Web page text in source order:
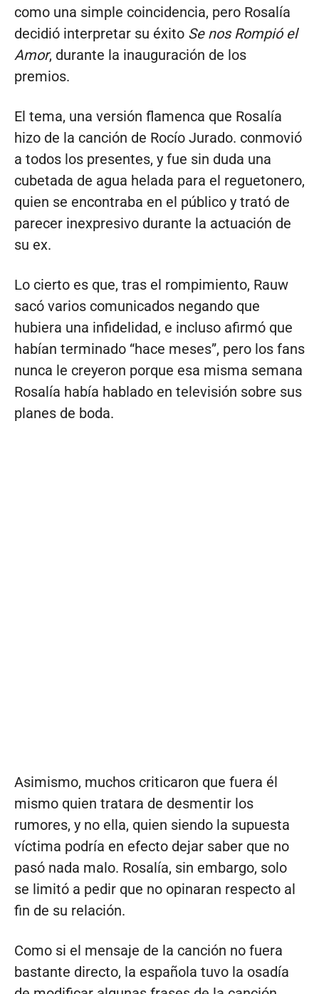
como una simple coincidencia, pero Rosalía
decidió interpretar su éxito Se nos Rompió el
Amor, durante la inauguración de los
premios.
El tema, una versión flamenca que Rosalía
hizo de la canción de Rocío Jurado. conmovió
a todos los presentes, y fue sin duda una
cubetada de agua helada para el reguetonero,
quien se encontraba en el público y trató de
parecer inexpresivo durante la actuación de
su ex.
Lo cierto es que, tras el rompimiento, Rauw
sacó varios comunicados negando que
hubiera una infidelidad, e incluso afirmó que
habían terminado “hace meses”, pero los fans
nunca le creyeron porque esa misma semana
Rosalía había hablado en televisión sobre sus
planes de boda.
Asimismo, muchos criticaron que fuera él
mismo quien tratara de desmentir los
rumores, y no ella, quien siendo la supuesta
víctima podría en efecto dejar saber que no
pasó nada malo. Rosalía, sin embargo, solo
se limitó a pedir que no opinaran respecto al
fin de su relación.
Como si el mensaje de la canción no fuera
bastante directo, la española tuvo la osadía